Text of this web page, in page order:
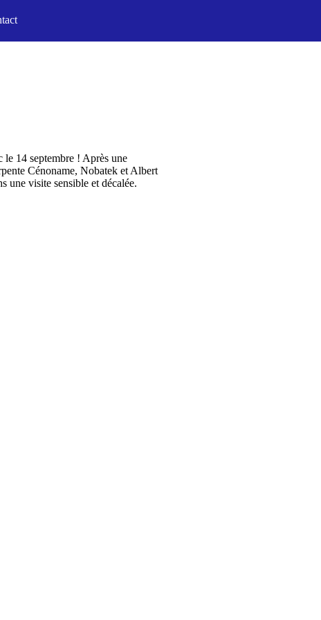
14 septembre ! Après une
Cénoname, Nobatek et Albert
une visite sensible et décalée.